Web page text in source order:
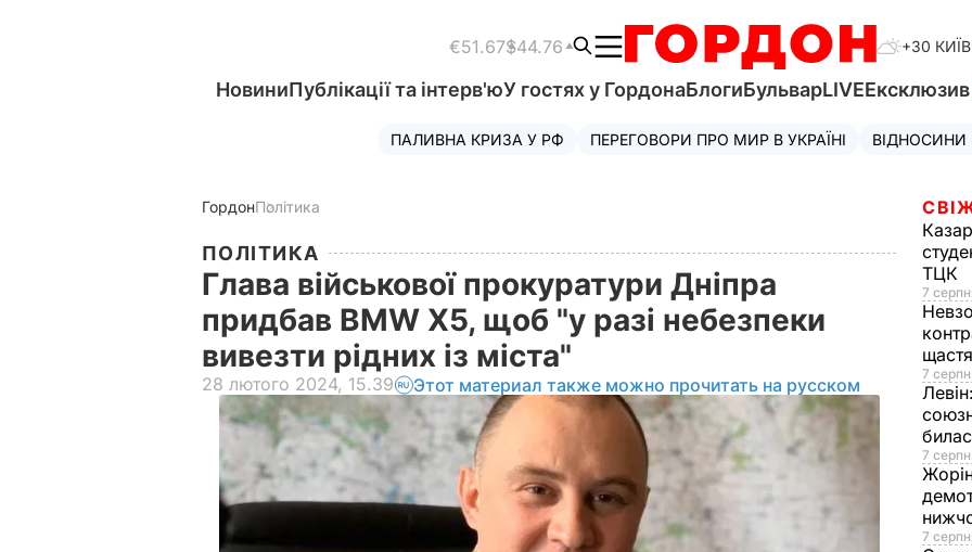
€51.67$44.76 +30 КИЇВ
НовиниПублікації та інтерв'юУ гостях у ГордонаБлогиБульварLIVEЕксклюзив
ПАЛИВНА КРИЗА У РФ ПЕРЕГОВОРИ ПРО МИР В УКРАЇНІ
ГордонПолітика
ПОЛІТИКА
Глава військової прокуратури Дніпра
придбав BMW X5, щоб "у разі небезпеки
вивезти рідних із міста"
28 лютого 2024, 15.39 Этот материал также можно прочитать на русском
ТЦК
7
щастя
7
Левін:
7
7